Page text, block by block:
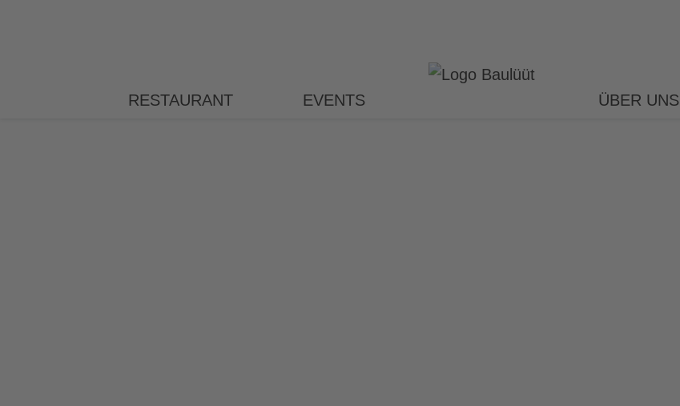
RESTAURANT EVENTS ÜBER UNS